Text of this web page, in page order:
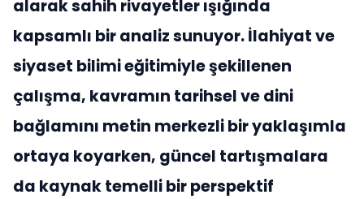
alarak sahih rivayetler ışığında
kapsamlı bir analiz sunuyor. İlahiyat ve
siyaset bilimi eğitimiyle şekillenen
çalışma, kavramın tarihsel ve dini
bağlamını metin merkezli bir yaklaşımla
ortaya koyarken, güncel tartışmalara
da kaynak temelli bir perspektif